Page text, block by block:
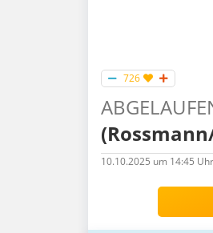
726
10.10.2025 um 14:45 Uhr